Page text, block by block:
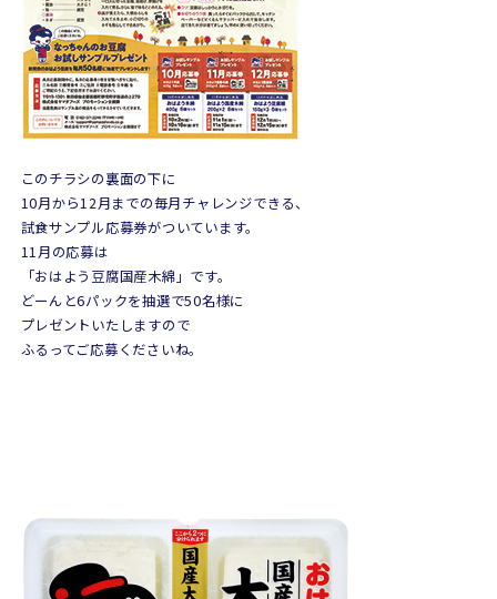
このチラシの裏面の下に
10月から12月までの毎月チャレンジできる、
試食サンプル応募券がついています。
11月の応募は
「おはよう豆腐国産木綿」です。
どーんと6パックを抽選で50名様に
プレゼントいたしますので
ふるってご応募くださいね。